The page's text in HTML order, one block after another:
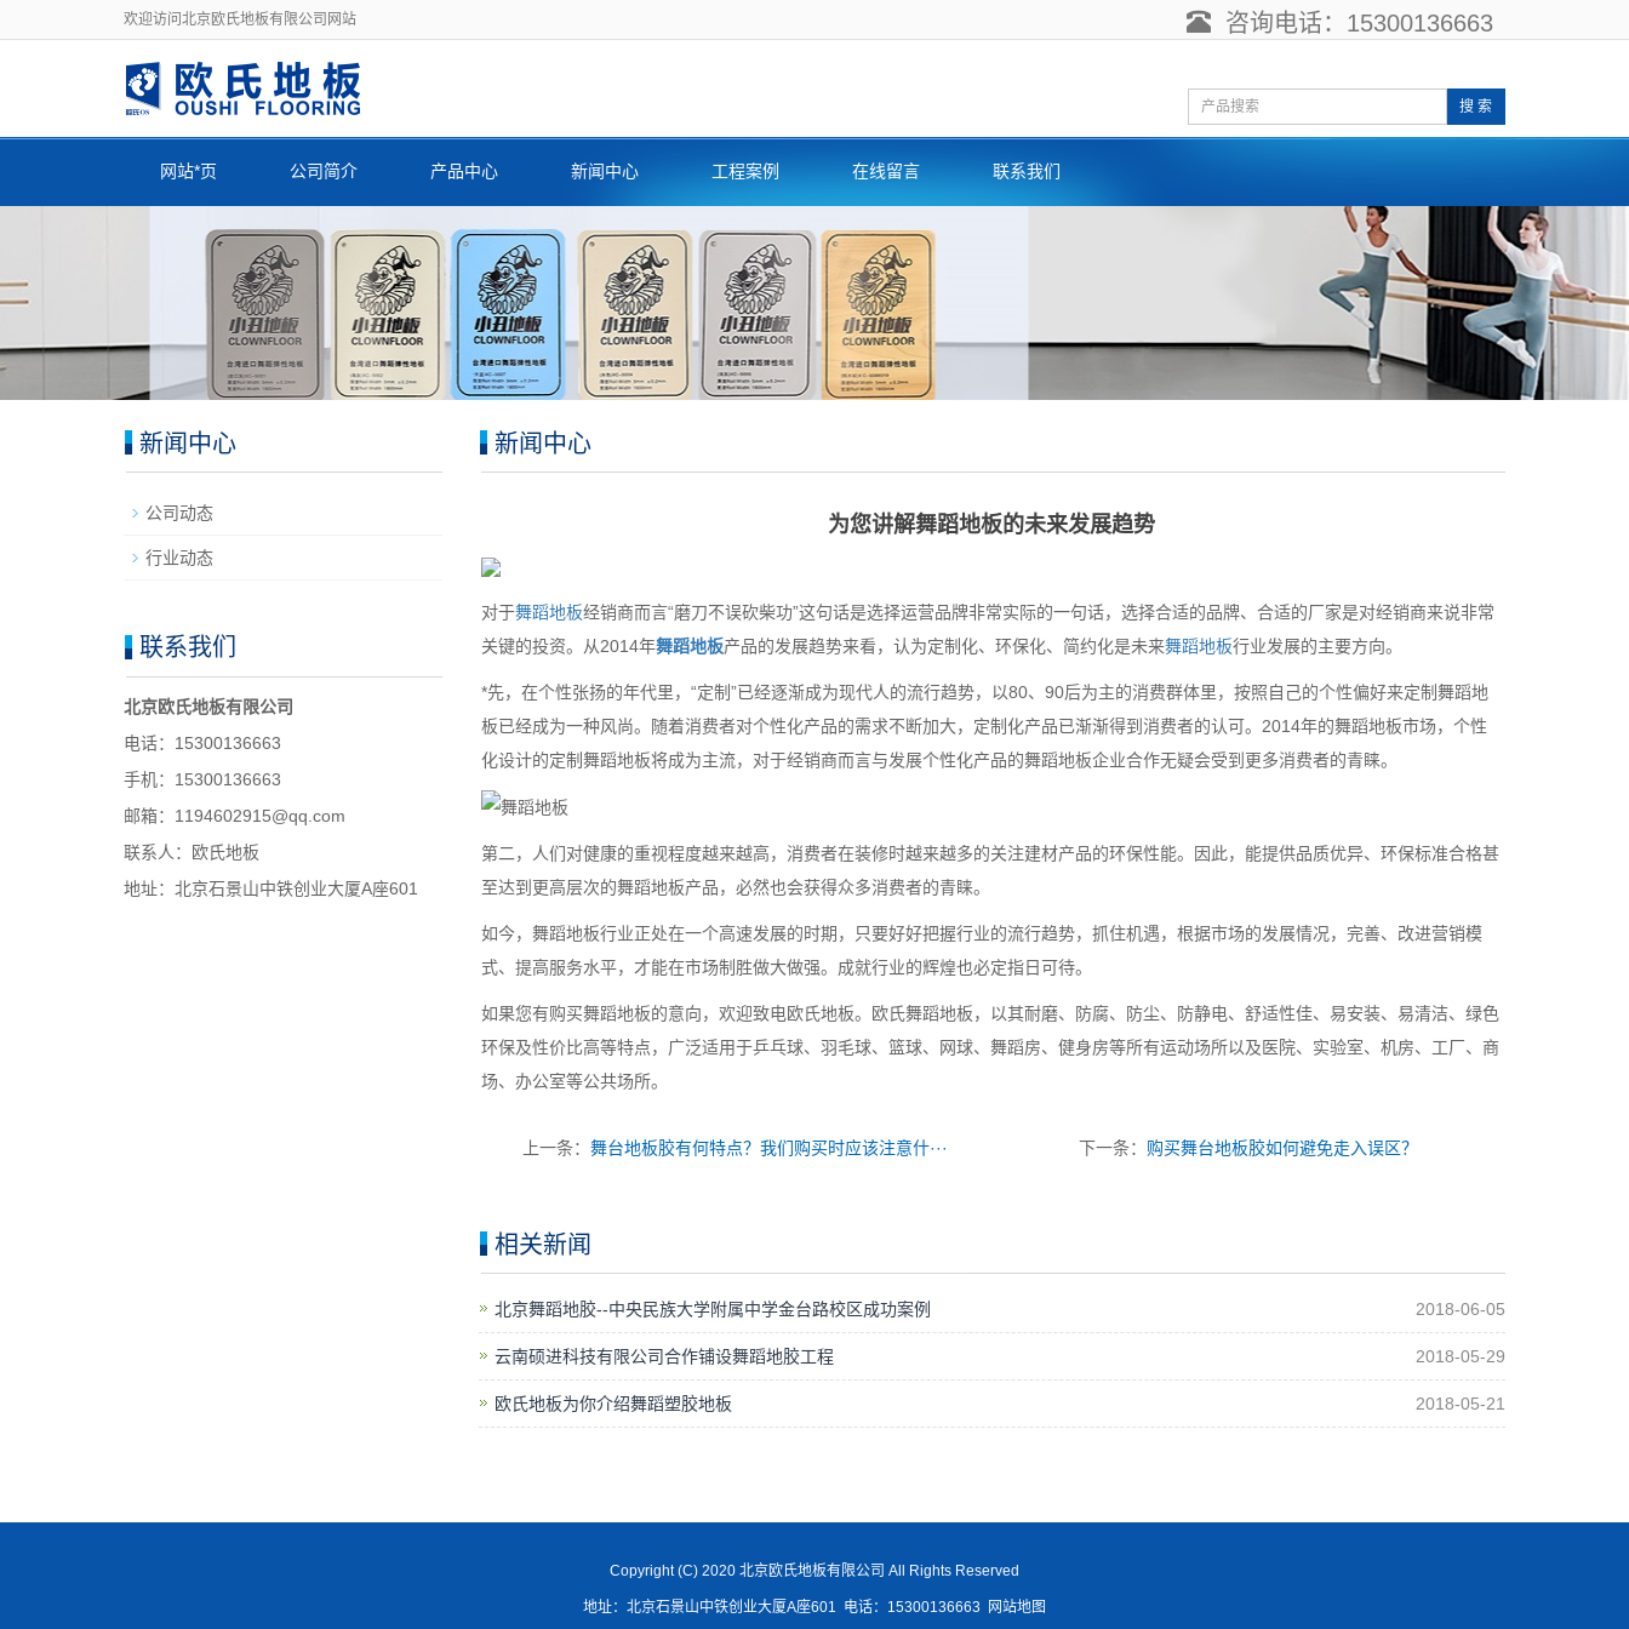
欢迎访问北京欧氏地板有限公司网站 咨询电话：15300136663
搜 索
网站*页 公司简介 产品中心 新闻中心 工程案例 在线留言 联系我们
新闻中心
为您讲解舞蹈地板的未来发展趋势
对于舞蹈地板经销商而言“磨刀不误砍柴功”这句话是选择运营品牌非常实际的一句话，选择合适的品牌、合适的厂家是对经销商来说非常
关键的投资。从2014年舞蹈地板产品的发展趋势来看，认为定制化、环保化、简约化是未来舞蹈地板行业发展的主要方向。
*先，在个性张扬的年代里，“定制”已经逐渐成为现代人的流行趋势，以80、90后为主的消费群体里，按照自己的个性偏好来定制舞蹈地
板已经成为一种风尚。随着消费者对个性化产品的需求不断加大，定制化产品已渐渐得到消费者的认可。2014年的舞蹈地板市场，个性
化设计的定制舞蹈地板将成为主流，对于经销商而言与发展个性化产品的舞蹈地板企业合作无疑会受到更多消费者的青睐。
第二，人们对健康的重视程度越来越高，消费者在装修时越来越多的关注建材产品的环保性能。因此，能提供品质优异、环保标准合格甚
至达到更高层次的舞蹈地板产品，必然也会获得众多消费者的青睐。
如今，舞蹈地板行业正处在一个高速发展的时期，只要好好把握行业的流行趋势，抓住机遇，根据市场的发展情况，完善、改进营销模
式、提高服务水平，才能在市场制胜做大做强。成就行业的辉煌也必定指日可待。
如果您有购买舞蹈地板的意向，欢迎致电欧氏地板。欧氏舞蹈地板，以其耐磨、防腐、防尘、防静电、舒适性佳、易安装、易清洁、绿色
环保及性价比高等特点，广泛适用于乒乓球、羽毛球、篮球、网球、舞蹈房、健身房等所有运动场所以及医院、实验室、机房、工厂、商
场、办公室等公共场所。
上一条： 舞台地板胶有何特点？我们购买时应该注意什··· 下一条： 购买舞台地板胶如何避免走入误区？
相关新闻
​北京舞蹈地胶--中央民族大学附属中学金台路校区成功案例 2018-06-05
云南硕进科技有限公司合作铺设舞蹈地胶工程 2018-05-29
欧氏地板为你介绍舞蹈塑胶地板 2018-05-21
新闻中心
公司动态
行业动态
联系我们
北京欧氏地板有限公司
电话：15300136663
手机：15300136663
邮箱：1194602915@qq.com
联系人：欧氏地板
地址：北京石景山中铁创业大厦A座601
Copyright (C) 2020 北京欧氏地板有限公司 All Rights Reserved
地址：北京石景山中铁创业大厦A座601 电话：15300136663 网站地图